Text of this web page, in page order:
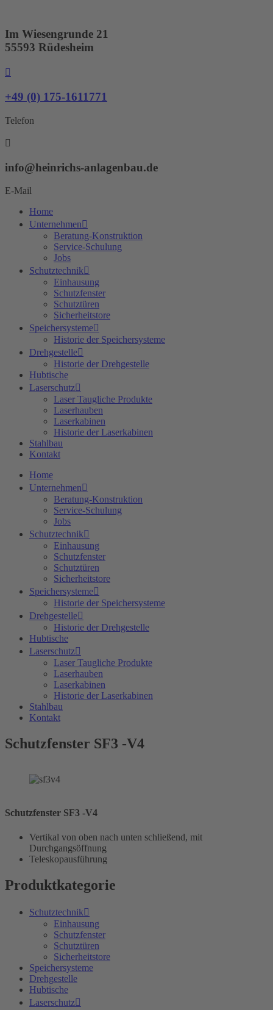
springen
Im Wiesengrunde 21
55593 Rüdesheim
+49 (0) 175-1611771
Telefon
info@heinrichs-anlagenbau.de
E-Mail
Home
Unternehmen
Beratung-Konstruktion
Service-Schulung
Jobs
Schutztechnik
Einhausung
Schutzfenster
Schutztüren
Sicherheitstore
Speichersysteme
Historie der Speichersysteme
Drehgestelle
Historie der Drehgestelle
Hubtische
Laserschutz
Laser Taugliche Produkte
Laserhauben
Laserkabinen
Historie der Laserkabinen
Stahlbau
Kontakt
Home
Unternehmen
Beratung-Konstruktion
Service-Schulung
Jobs
Schutztechnik
Einhausung
Schutzfenster
Schutztüren
Sicherheitstore
Speichersysteme
Historie der Speichersysteme
Drehgestelle
Historie der Drehgestelle
Hubtische
Laserschutz
Laser Taugliche Produkte
Laserhauben
Laserkabinen
Historie der Laserkabinen
Stahlbau
Kontakt
Schutzfenster SF3 -V4
Schutzfenster SF3 -V4
Vertikal von oben nach unten schließend, mit
Durchgangsöffnung
Teleskopausführung
Produktkategorie
Schutztechnik
Einhausung
Schutzfenster
Schutztüren
Sicherheitstore
Speichersysteme
Drehgestelle
Hubtische
Laserschutz